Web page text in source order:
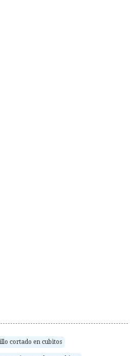
cortado en cubitos